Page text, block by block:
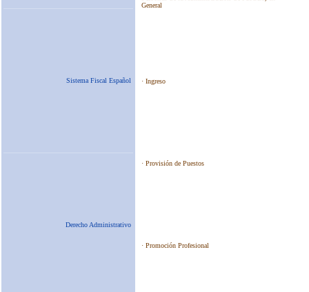
Sistema Fiscal Español
Derecho Administrativo